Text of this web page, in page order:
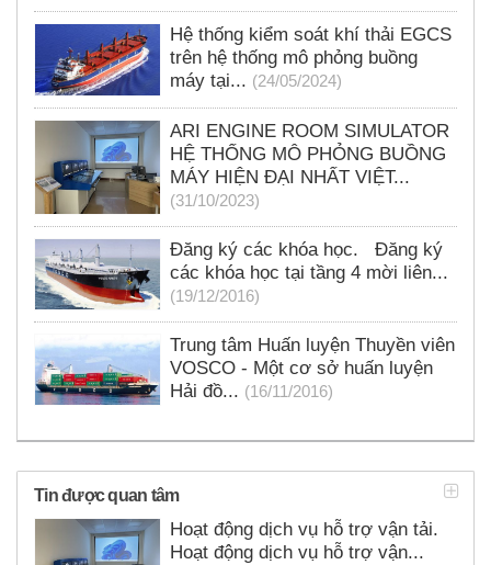
Hệ thống kiểm soát khí thải EGCS
trên hệ thống mô phỏng buồng
máy tại... (24/05/2024)
ARI ENGINE ROOM SIMULATOR
HỆ THỐNG MÔ PHỎNG BUỒNG
MÁY HIỆN ĐẠI NHẤT VIỆT...
(31/10/2023)
Đăng ký các khóa học. Đăng ký
các khóa học tại tầng 4 mời liên...
(19/12/2016)
Trung tâm Huấn luyện Thuyền viên
VOSCO - Một cơ sở huấn luyện
Hải đồ... (16/11/2016)
Tin được quan tâm
Hoạt động dịch vụ hỗ trợ vận tải.
Hoạt động dịch vụ hỗ trợ vận...